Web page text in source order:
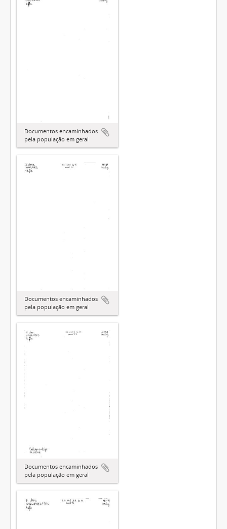
Documentos encaminhados
pela população em geral
Documentos encaminhados
pela população em geral
Documentos encaminhados
pela população em geral